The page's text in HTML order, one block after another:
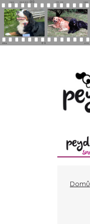
Skip to main content
Domů